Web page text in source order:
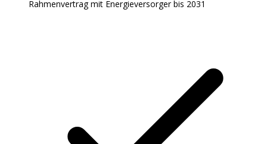
Rahmenvertrag mit Energieversorger bis 2031